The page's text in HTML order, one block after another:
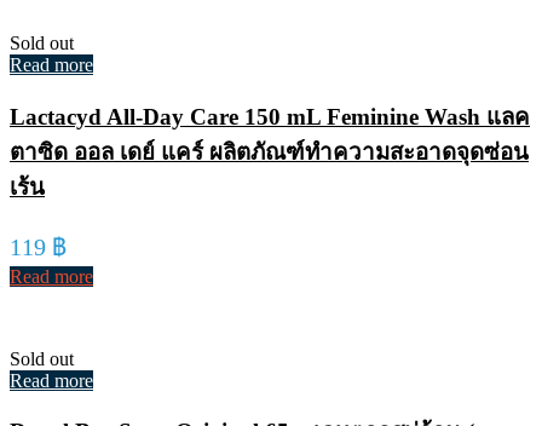
Sold out
Read more
Lactacyd All-Day Care 150 mL Feminine Wash แลค
ตาซิด ออล เดย์ แคร์ ผลิตภัณฑ์ทำความสะอาดจุดซ่อน
เร้น
119 ฿
Read more
Sold out
Read more